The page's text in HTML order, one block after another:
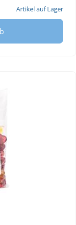
Artikel auf Lager